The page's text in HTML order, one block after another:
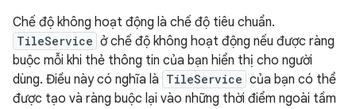
Chế độ không hoạt động là chế độ tiêu chuẩn.
TileService ở chế độ không hoạt động nếu được ràng
buộc mỗi khi thẻ thông tin của bạn hiển thị cho người
dùng. Điều này có nghĩa là TileService của bạn có thể
được tạo và ràng buộc lại vào những thời điểm ngoài tầm